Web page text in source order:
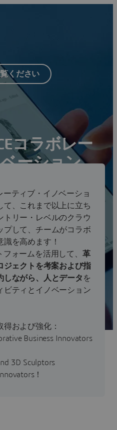
ください
コラボレー
ーション
問い合わせ
ーティブ・イノベーショ
て、これまで以上に立ち
トリー・レベルのクラウ
プして、チームがコラボ
識を高めます！
フォームを活用して、 革
ジェクトを考案および指
しながら、人とデータ を
ビティとイノベーション
得および強化：
Business Innovators
3D Sculptors
！